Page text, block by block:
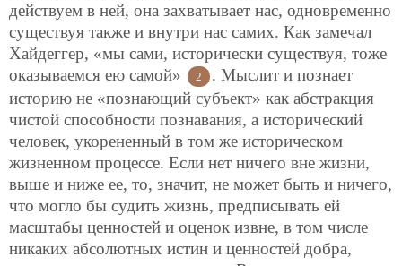
действуем в ней, она захватывает нас, одновременно
существуя также и внутри нас самих. Как замечал
Хайдеггер, «мы сами, исторически существуя, тоже
оказываемся ею самой»
2
. Мыслит и познает
историю не «познающий субъект» как абстракция
чистой способности познавания, а исторический
человек, укорененный в том же историческом
жизненном процессе. Если нет ничего вне жизни,
выше и ниже ее, то, значит, не может быть и ничего,
что могло бы судить жизнь, предписывать ей
масштабы ценностей и оценок извне, в том числе
никаких абсолютных истин и ценностей добра,